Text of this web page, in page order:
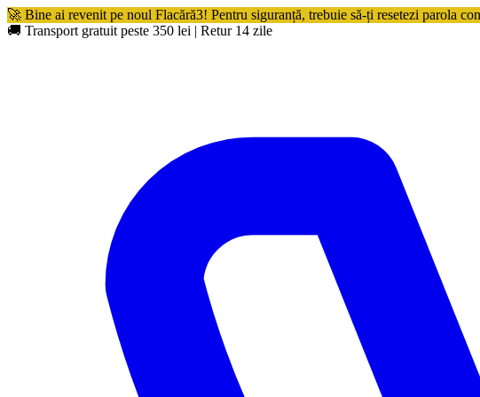
🚀 Bine ai revenit pe noul Flacără3! Pentru siguranță, trebuie să-ți resetezi parola
🚚 Transport gratuit peste 350 lei | Retur 14 zile